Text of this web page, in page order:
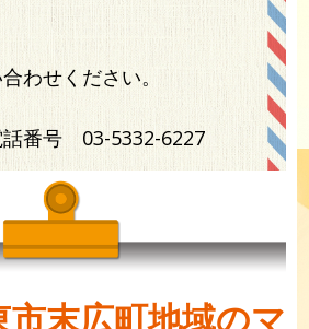
わせください。
話番号 03-5332-6227
市末広町地域のマ